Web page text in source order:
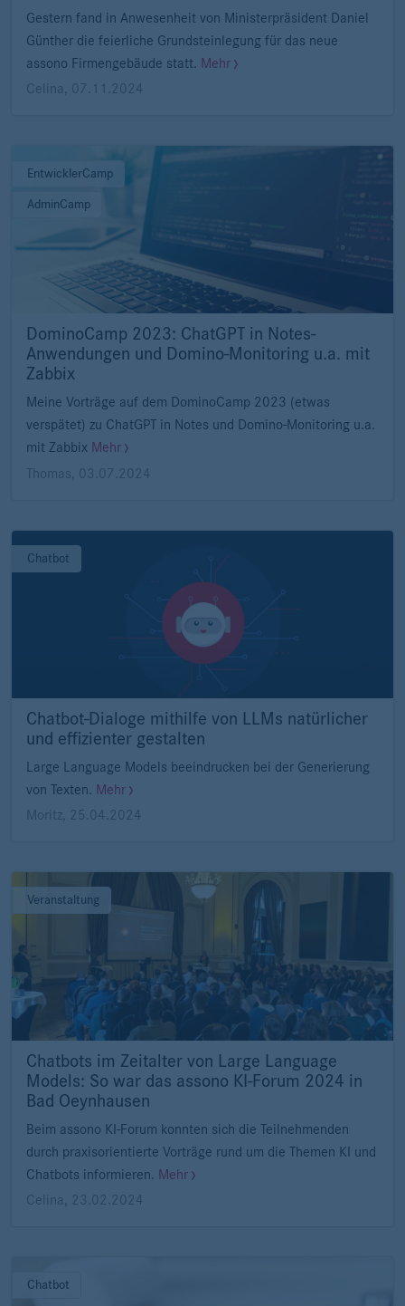
Gestern fand in Anwesenheit von Ministerpräsident Daniel
Günther die feierliche Grundsteinlegung für das neue
assono Firmengebäude statt. Mehr
Celina
07.11.2024
EntwicklerCamp
AdminCamp
DominoCamp 2023: ChatGPT in Notes-
Anwendungen und Domino-Monitoring u.a. mit
Zabbix
Meine Vorträge auf dem DominoCamp 2023 (etwas
verspätet) zu ChatGPT in Notes und Domino-Monitoring u.a.
mit Zabbix Mehr
Thomas
03.07.2024
Chatbot
Chatbot-Dialoge mithilfe von LLMs natürlicher
und effizienter gestalten
Large Language Models beeindrucken bei der Generierung
von Texten. Mehr
Moritz, 25.04.2024
Veranstaltung
Chatbots im Zeitalter von Large Language
Models: So war das assono KI-Forum 2024 in
Bad Oeynhausen
Beim assono KI-Forum konnten sich die Teilnehmenden
durch praxisorientierte Vorträge rund um die Themen KI und
Chatbots informieren. Mehr
Celina, 23.02.2024
Chatbot